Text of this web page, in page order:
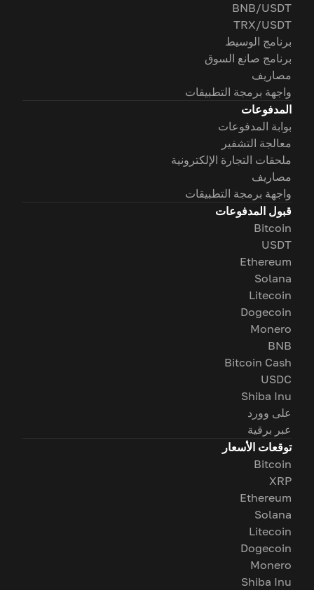
BNB/USDT
TRX/USDT
برنامج الوسيط
برنامج صانع السوق
مصاريف
واجهة برمجة التطبيقات
المدفوعات
بوابة المدفوعات
معالجة التشفير
ملحقات التجارة الإلكترونية
مصاريف
واجهة برمجة التطبيقات
قبول المدفوعات
Bitcoin
USDT
Ethereum
Solana
Litecoin
Dogecoin
Monero
BNB
Bitcoin Cash
USDC
Shiba Inu
على وورد
عبر برقية
توقعات الأسعار
Bitcoin
XRP
Ethereum
Solana
Litecoin
Dogecoin
Monero
Shiba Inu